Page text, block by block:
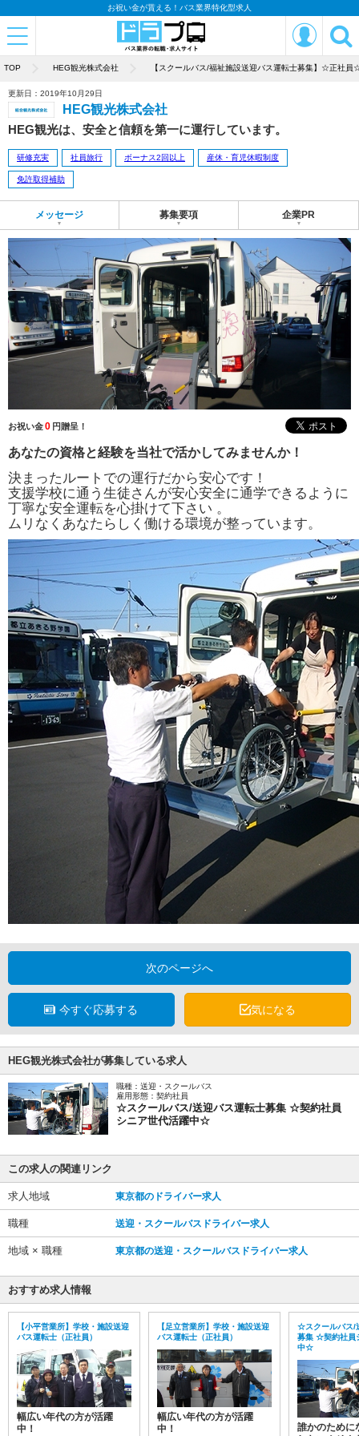
お祝い金が貰える！バス業界特化型求人
TOP HEG観光株式会社 【スクールバス/福祉施設送迎バス運転士募集】☆正社
更新日：2019年10月29日
HEG観光株式会社
HEG観光は、安全と信頼を第一に運行しています。
研修充実 社員旅行 ボーナス2回以上 産休・育児休暇制度
免許取得補助
メッセージ 募集要項 企業PR
お祝い金0 円贈呈！
あなたの資格と経験を当社で活かしてみませんか！
決まったルートでの運行だから安心です！
支援学校に通う生徒さんが安心安全に通学できるように
丁寧な安全運転を心掛けて下さい 。
ムリなくあなたらしく働ける環境が整っています。
次のページへ
今すぐ応募する 気になる
HEG観光株式会社が募集している求人
職種：送迎・スクールバス
雇用形態：契約社員
☆スクールバス/送迎バス運転士募集 ☆契約社員
シニア世代活躍中☆
この求人の関連リンク
求人地域 東京都のドライバー求人
職種 送迎・スクールバスドライバー求人
地域 × 職種 東京都の送迎・スクールバスドライバー求人
おすすめ求人情報
【小平営業所】学校・施設送迎
バス運転士（正社員）
幅広い年代の方が活躍
中！
【足立営業所】学校・施設送迎
バス運転士（正社員）
幅広い年代の方が活躍
中！
☆スクールバス/
募集 ☆契約社員
中☆
誰かのために